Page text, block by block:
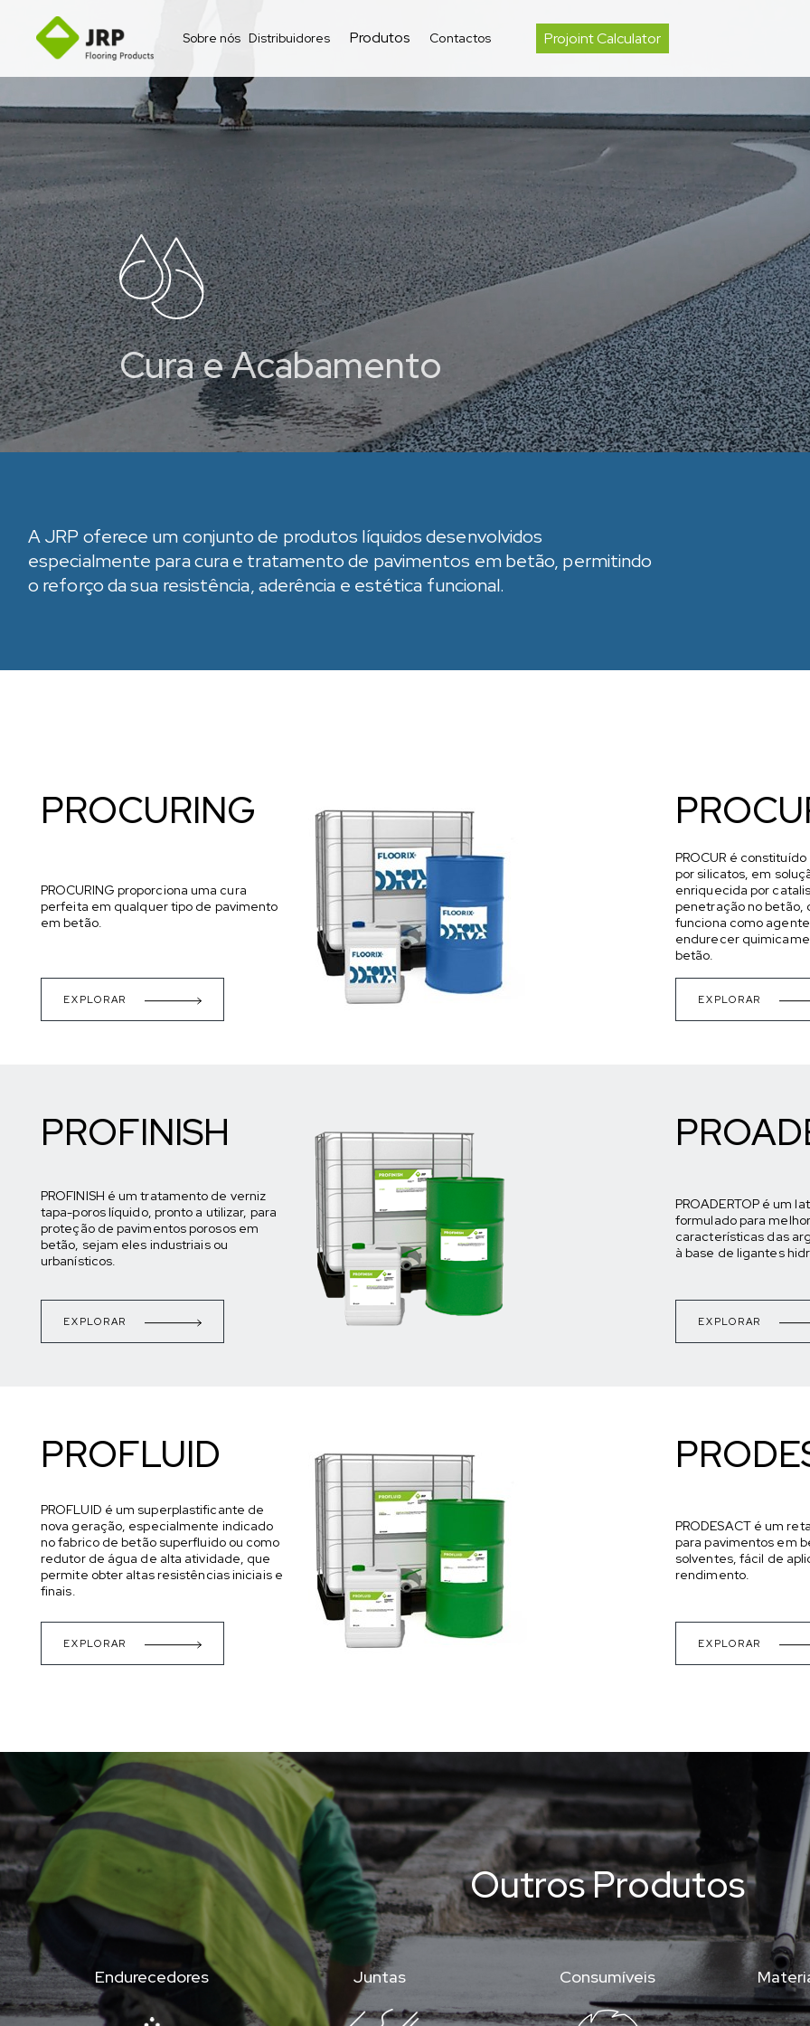
Sobre nós Distribuidores Produtos Contactos Projoint Calculator
Cura e Acabamento
A JRP oferece um conjunto de produtos líquidos desenvolvidos
especialmente para cura e tratamento de pavimentos em betão, permitindo
o reforço da sua resistência,aderência e estética funcional.
PROCURING
PROCURING proporciona uma cura
perfeita em qualquer tipo de pavimento
em betão.
EXPLORAR
PROCUR é
por silicatos, em
enriquecida por
penetração no betão,
funciona como
endurecer
betão.
EXPLORAR
PROFINISH
PROFINISH é um tratamento de verniz
tapa-poros líquido, pronto a utilizar, para
proteção de pavimentos porosos em
betão, sejam eles industriais ou
urbanísticos.
EXPLORAR
PROADERTOP é um
formulado para
características das
à base de ligantes
EXPLORAR
PROFLUID
PROFLUID é um superplastificante de
nova geração, especialmente indicado
no fabrico de betão superfluido ou como
redutor de água de alta atividade, que
permite obter altas resistências iniciais e
finais.
EXPLORAR
PRODESACT é um
para pavimentos em
solventes, fácil de
rendimento.
EXPLORAR
Outros Produtos
Endurecedores Juntas Consumíveis